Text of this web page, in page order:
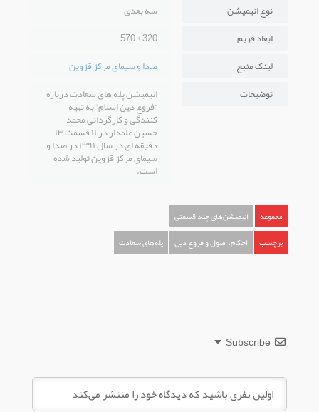
نوع انیمیشن
سه بعدی
ابعاد فریم
320 * 570
لینک منبع
صدا و سیمای مرکز قزوین
توضیحات
انیمیشن پله های سعادت درباره
“فروع دین اسلام” به تهیه
کنندگی و کارگردانی محمد
حسین علمدار در ۱۱ قسمت ۱۳
دقیقه ای در سال ۱۳۹۱ در صدا و
سیمای مرکز قزوین تولید شده
است.
مجموعه
انیمیشن‌های چند قسمتی
برچسب
احکام، اصول و فروع دین پله‌های سعادت
Subscribe